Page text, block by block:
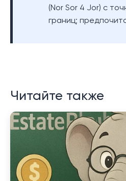
(Nor Sor 4 Jor) с
границ;
Читайте также